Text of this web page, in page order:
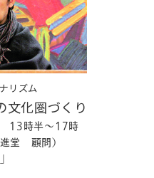
のレポートを公開
」のレポートを
ポートを公開し
ク」のレポート
」のレポート
リズム
文化圏づくり
13時半～17時
堂 顧問）